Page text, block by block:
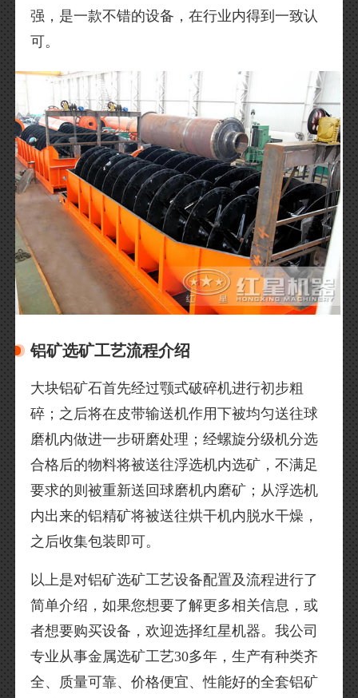
强，是一款不错的设备，在行业内得到一致认
可。
铝矿选矿工艺流程介绍
大块铝矿石首先经过颚式破碎机进行初步粗
碎；之后将在皮带输送机作用下被均匀送往球
磨机内做进一步研磨处理；经螺旋分级机分选
合格后的物料将被送往浮选机内选矿，不满足
要求的则被重新送回球磨机内磨矿；从浮选机
内出来的铝精矿将被送往烘干机内脱水干燥，
之后收集包装即可。
以上是对铝矿选矿工艺设备配置及流程进行了
简单介绍，如果您想要了解更多相关信息，或
者想要购买设备，欢迎选择红星机器。我公司
专业从事金属选矿工艺30多年，生产有种类齐
全、质量可靠、价格便宜、性能好的全套铝矿